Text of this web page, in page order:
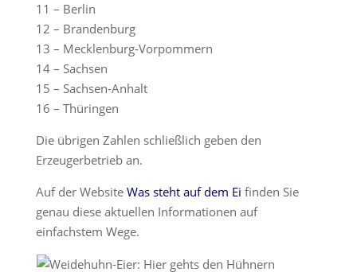
11 – Berlin
12 – Brandenburg
13 – Mecklenburg-Vorpommern
14 – Sachsen
15 – Sachsen-Anhalt
16 – Thüringen
Die übrigen Zahlen schließlich geben den
Erzeugerbetrieb an.
Auf der Website Was steht auf dem Ei finden Sie
genau diese aktuellen Informationen auf
einfachstem Wege.